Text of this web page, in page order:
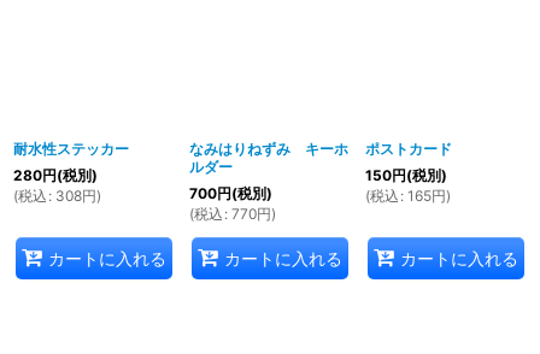
耐水性ステッカー
280円(税別)
(税込 : 308円)
カートに入れる
なみはりねずみ キーホ
ルダー
700円(税別)
(税込 : 770円)
カートに入れる
ポストカード
150円(税別)
(税込 : 165円)
カートに入れる